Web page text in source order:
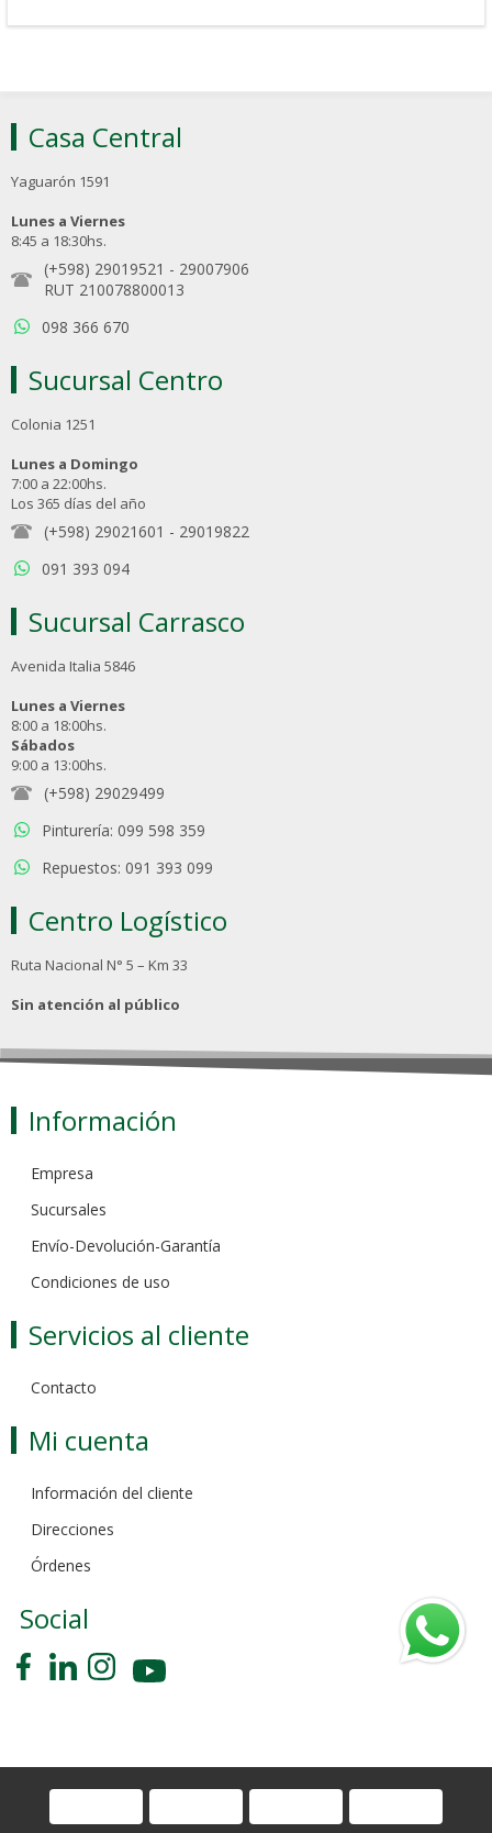
Casa Central
Yaguarón 1591
Lunes a Viernes
8:45 a 18:30hs.
(+598) 29019521 - 29007906
RUT 210078800013
098 366 670
Sucursal Centro
Colonia 1251
Lunes a Domingo
7:00 a 22:00hs.
Los 365 días del año
(+598) 29021601 - 29019822
091 393 094
Sucursal Carrasco
Avenida Italia 5846
Lunes a Viernes
8:00 a 18:00hs.
Sábados
9:00 a 13:00hs.
(+598) 29029499
Pinturería: 099 598 359
Repuestos: 091 393 099
Centro Logístico
Ruta Nacional N° 5 – Km 33
Sin atención al público
Información
Empresa
Sucursales
Envío-Devolución-Garantía
Condiciones de uso
Servicios al cliente
Contacto
Mi cuenta
Información del cliente
Direcciones
Órdenes
Social